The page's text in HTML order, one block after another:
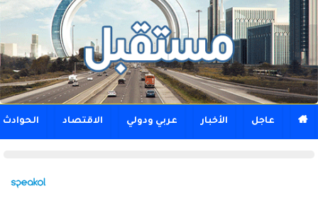
 عاجل الأخبار عربي ودولي الاقتصاد الحوادث